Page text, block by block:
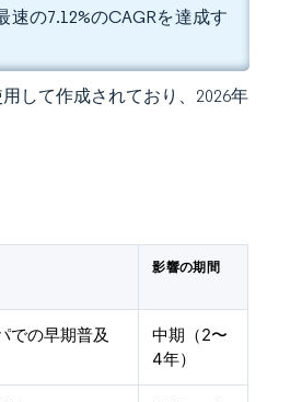
の7.12%のCAGRを達成す
して作成されており、2026年
影響の期間
での早期普及
中期（2〜
4年）